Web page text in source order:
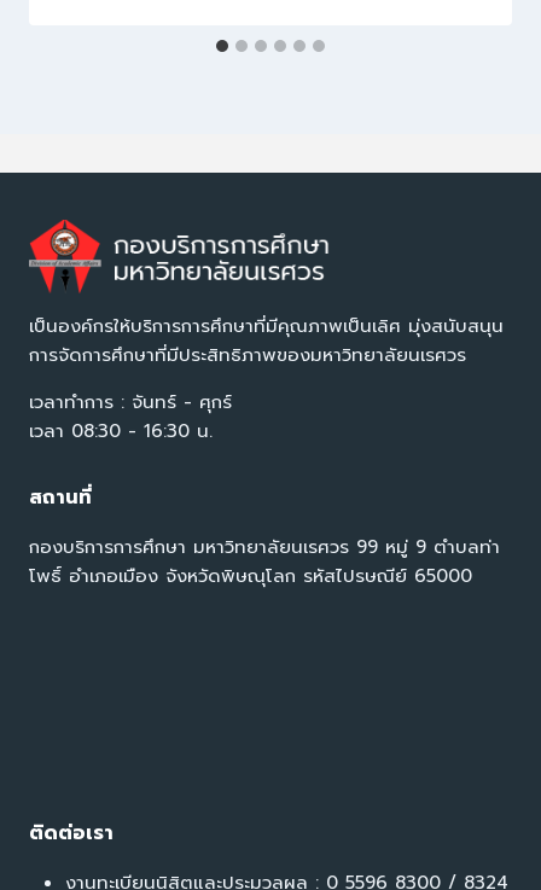
เป็นองค์กรให้บริการการศึกษาที่มีคุณภาพเป็นเลิศ มุ่งสนับสนุน
การจัดการศึกษาที่มีประสิทธิภาพของมหาวิทยาลัยนเรศวร
เวลาทำการ : จันทร์ - ศุกร์
เวลา 08:30 - 16:30 น.
สถานที่
กองบริการการศึกษา มหาวิทยาลัยนเรศวร 99 หมู่ 9 ตำบลท่า
โพธิ์ อำเภอเมือง จังหวัดพิษณุโลก รหัสไปรษณีย์ 65000
ติดต่อเรา
งานทะเบียนนิสิตและประมวลผล : 0 5596 8300 / 8324